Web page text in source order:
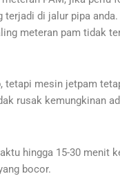
di jalur pipa anda.
meteran pam tidak
mesin jetpam
rusak kemungkinan
hingga 15-30 menit
bocor.